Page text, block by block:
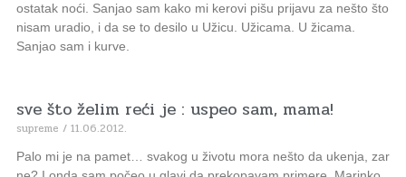
ostatak noći. Sanjao sam kako mi kerovi pišu prijavu za nešto što
nisam uradio, i da se to desilo u Užicu. Užicama. U žicama.
Sanjao sam i kurve.
sve što želim reći je : uspeo sam, mama!
supreme 11.06.2012.
Palo mi je na pamet… svakog u životu mora nešto da ukenja, zar